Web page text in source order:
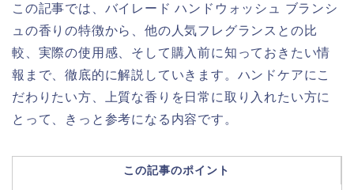
この記事では、バイレード ハンドウォッシュ ブランシ
ュの香りの特徴から、他の人気フレグランスとの比
較、実際の使用感、そして購入前に知っておきたい情
報まで、徹底的に解説していきます。ハンドケアにこ
だわりたい方、上質な香りを日常に取り入れたい方に
とって、きっと参考になる内容です。
この記事のポイント